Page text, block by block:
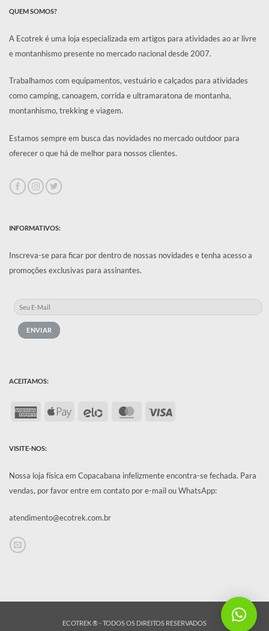
QUEM SOMOS?
A Ecotrek é uma loja especializada em artigos para atividades ao ar livre
e montanhismo presente no mercado nacional desde 2007.
Trabalhamos com equipamentos, vestuário e calçados para atividades
como camping, canoagem, corrida e ultramaratona de montanha,
montanhismo, trekking e viagem.
Estamos sempre em busca das novidades no mercado outdoor para
oferecer o que há de melhor para nossos clientes.
VISITE-NOS:
Nossa loja física em Copacabana infelizmente encontra-se fechada. Para
vendas, por favor entre em contato por e-mail ou WhatsApp:
atendimento@ecotrek.com.br
INFORMATIVOS:
Inscreva-se para ficar por dentro de nossas novidades e tenha acesso a
promoções exclusivas para assinantes.
ACEITAMOS:
AmericanApple
MasterCard
ECOTREK ® - TODOS OS DIREITOS RESERVADOS